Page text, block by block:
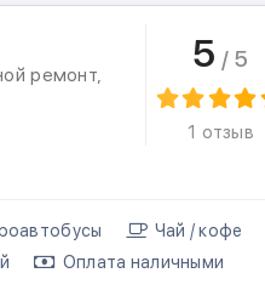
ремонт,
5 / 5
1 отзыв
Чай / кофе
Оплата наличными